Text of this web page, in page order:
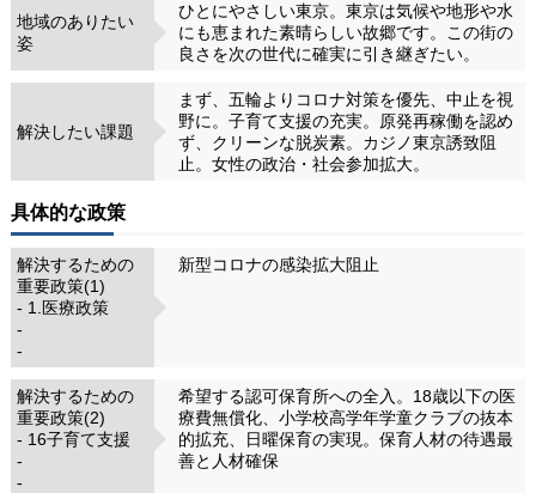
地域のありたい
姿
ひとにやさしい東京。東京は気候や地形や水
にも恵まれた素晴らしい故郷です。この街の
良さを次の世代に確実に引き継ぎたい。
解決したい課題
まず、五輪よりコロナ対策を優先、中止を視
野に。子育て支援の充実。原発再稼働を認め
ず、クリーンな脱炭素。カジノ東京誘致阻
止。女性の政治・社会参加拡大。
具体的な政策
解決するための
重要政策(1)
- 1.医療政策
-
-
新型コロナの感染拡大阻止
解決するための
重要政策(2)
- 16子育て支援
-
-
希望する認可保育所への全入。18歳以下の医
療費無償化、小学校高学年学童クラブの抜本
的拡充、日曜保育の実現。保育人材の待遇最
善と人材確保